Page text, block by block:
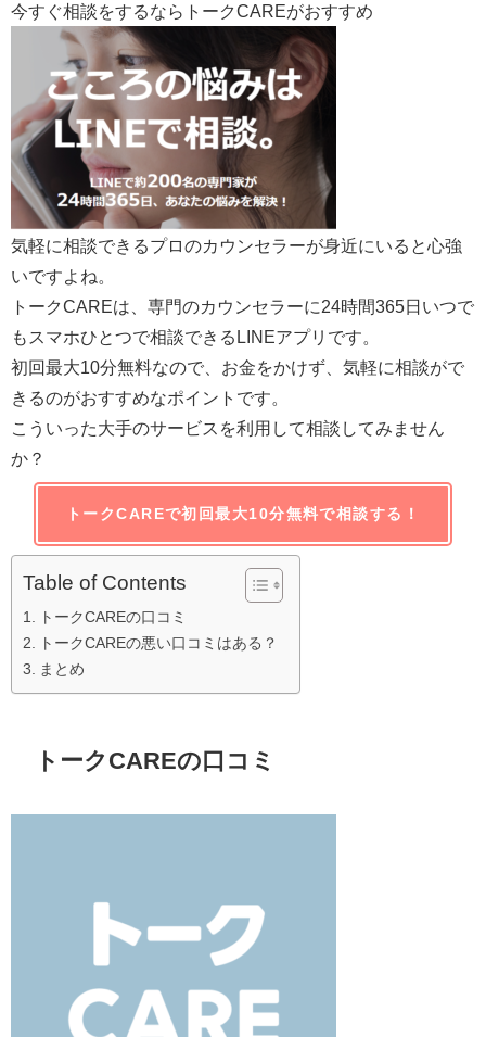
今すぐ相談をするならトークCAREがおすすめ
気軽に相談できるプロのカウンセラーが身近にいると心強
いですよね。
トークCAREは、専門のカウンセラーに24時間365日いつで
もスマホひとつで相談できるLINEアプリです。
初回最大10分無料なので、お金をかけず、気軽に相談がで
きるのがおすすめなポイントです。
こういった大手のサービスを利用して相談してみません
か？
トークCAREで初回最大10分無料で相談する！
Table of Contents
トークCAREの口コミ
トークCAREの悪い口コミはある？
まとめ
トークCAREの口コミ